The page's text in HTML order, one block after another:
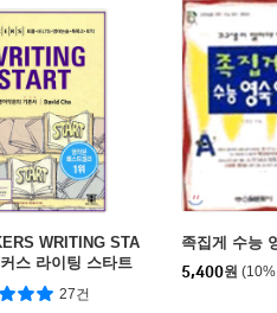
WRITING STA
스 라이팅 스타트
27건
족집게 수능
5,400원